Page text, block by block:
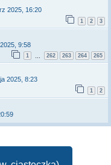
2025, 16:20
1 2 3
9:58
1 262 263 264 265
2025, 8:23
1 2